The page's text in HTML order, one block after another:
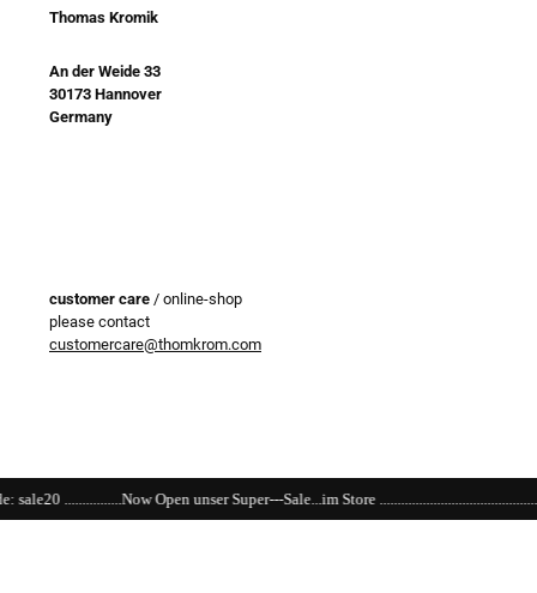
Thomas Kromik
An der Weide 33
30173 Hannover
Germany
customer care / online-shop
please contact
customercare@thomkrom.com
Open unser Super---Sale...im Store